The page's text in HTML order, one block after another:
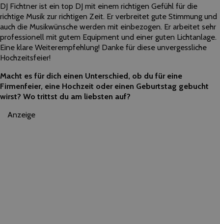
DJ Fichtner ist ein top DJ mit einem richtigen Gefühl für die
richtige Musik zur richtigen Zeit. Er verbreitet gute Stimmung und
auch die Musikwünsche werden mit einbezogen. Er arbeitet sehr
professionell mit gutem Equipment und einer guten Lichtanlage.
Eine klare Weiterempfehlung! Danke für diese unvergessliche
Hochzeitsfeier!
Macht es für dich einen Unterschied, ob du für eine
Firmenfeier, eine Hochzeit oder einen Geburtstag gebucht
wirst? Wo trittst du am liebsten auf?
Anzeige